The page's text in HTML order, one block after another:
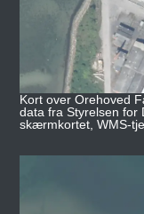
Kort over Orehoved
data fra Styrelsen for
skærmkortet, WMS-